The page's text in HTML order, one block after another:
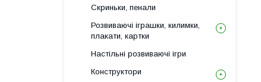
Скриньки, пенали
Розвиваючі іграшки, килимки,
плакати, картки
Настільні розвиваючі ігри
Конструктори